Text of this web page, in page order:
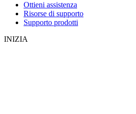
Ottieni assistenza
Risorse di supporto
Supporto prodotti
INIZIA